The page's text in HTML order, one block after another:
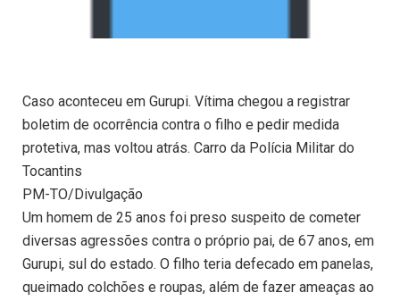
Caso aconteceu em Gurupi. Vítima chegou a registrar
boletim de ocorrência contra o filho e pedir medida
protetiva, mas voltou atrás. Carro da Polícia Militar do
Tocantins
PM-TO/Divulgação
Um homem de 25 anos foi preso suspeito de cometer
diversas agressões contra o próprio pai, de 67 anos, em
Gurupi, sul do estado. O filho teria defecado em panelas,
queimado colchões e roupas, além de fazer ameaças ao